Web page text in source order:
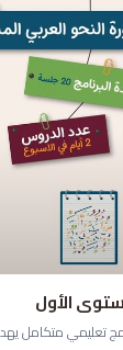
الأول
تعليمي متكامل